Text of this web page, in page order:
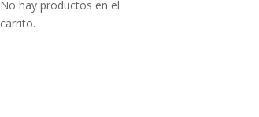
No hay productos en el
carrito.